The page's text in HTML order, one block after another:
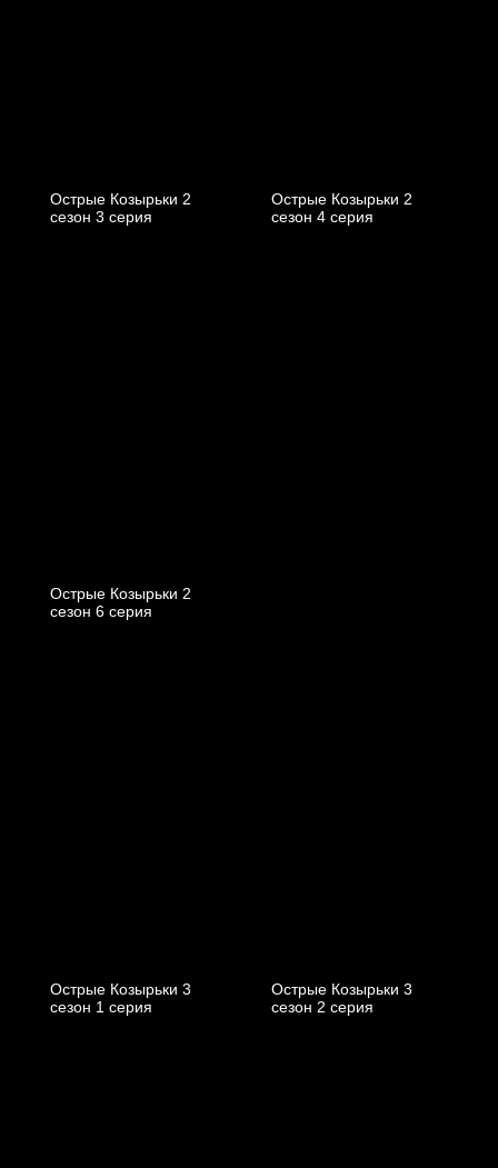
Острые Козырьки 2
cезон 3 cерия
Острые Козырьки 2
cезон 4 cерия
Острые Козырьки 2
cезон 6 cерия
Острые Козырьки 3
cезон 1 cерия
Острые Козырьки 3
cезон 2 cерия